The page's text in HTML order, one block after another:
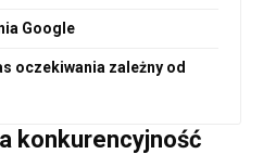
Google
oczekiwania zależny od
konkurencyjność